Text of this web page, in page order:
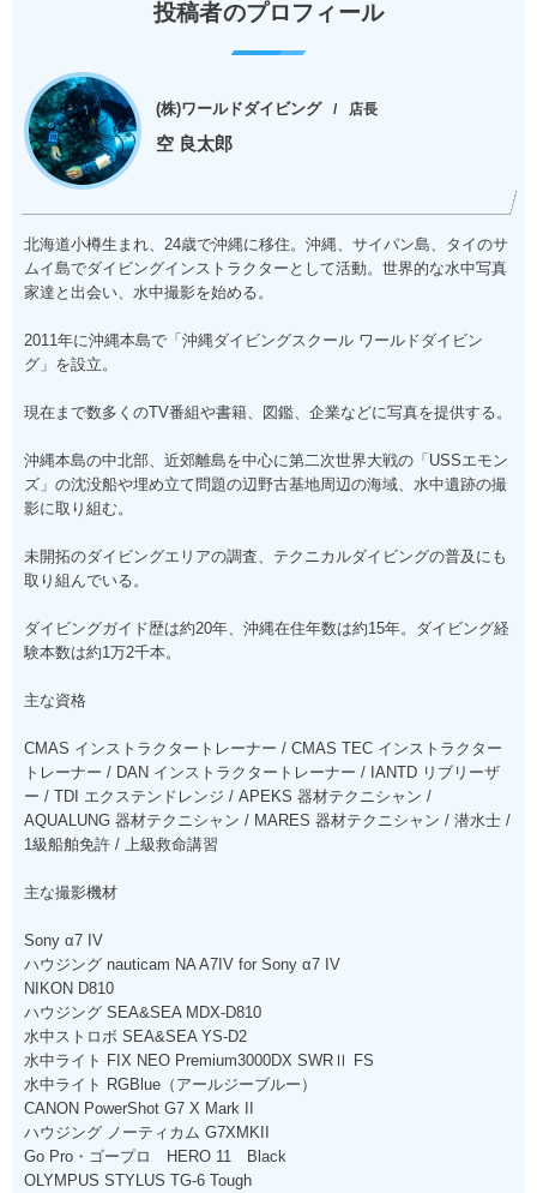
投稿者のプロフィール
(株)ワールドダイビング 店長
空 良太郎
北海道小樽生まれ、24歳で沖縄に移住。沖縄、サイパン島、タイのサ
ムイ島でダイビングインストラクターとして活動。世界的な水中写真
家達と出会い、水中撮影を始める。
2011年に沖縄本島で「沖縄ダイビングスクール ワールドダイビン
グ」を設立。
現在まで数多くのTV番組や書籍、図鑑、企業などに写真を提供する。
沖縄本島の中北部、近郊離島を中心に第二次世界大戦の「USSエモン
ズ」の沈没船や埋め立て問題の辺野古基地周辺の海域、水中遺跡の撮
影に取り組む。
未開拓のダイビングエリアの調査、テクニカルダイビングの普及にも
取り組んでいる。
ダイビングガイド歴は約20年、沖縄在住年数は約15年。ダイビング経
験本数は約1万2千本。
主な資格
CMAS インストラクタートレーナー / CMAS TEC インストラクター
トレーナー / DAN インストラクタートレーナー / IANTD リブリーザ
ー / TDI エクステンドレンジ / APEKS 器材テクニシャン /
AQUALUNG 器材テクニシャン / MARES 器材テクニシャン / 潜水士 /
1級船舶免許 / 上級救命講習
主な撮影機材
Sony α7 IV
ハウジング nauticam NA A7IV for Sony α7 IV
NIKON D810
ハウジング SEA&SEA MDX-D810
水中ストロボ SEA&SEA YS-D2
水中ライト FIX NEO Premium3000DX SWRⅡ FS
水中ライト RGBlue（アールジーブルー）
CANON PowerShot G7 X Mark II
ハウジング ノーティカム G7XMKII
Go Pro・ゴープロ HERO 11 Black
OLYMPUS STYLUS TG-6 Tough